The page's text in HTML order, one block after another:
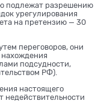
подлежат разрешению
урегулирования
на претензию — 30
переговоров, они
подсудности,
РФ).
настоящего
недействительности